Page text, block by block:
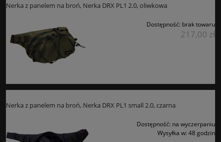
Nerka z panelem na broń, Nerka DRX PL1 2.0, oliwkowa
Dostępność: brak towaru
217,00 zł
Nerka z panelem na broń, Nerka DRX PL1 small 2.0, czarna
Dostępność: na wyczerpaniu
Wysyłka w: 48 godzin